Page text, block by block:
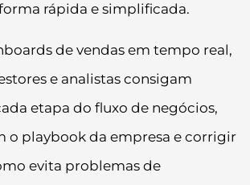
rápida e simplificada.
de vendas em tempo real,
e analistas consigam
etapa do fluxo de negócios,
o playbook da empresa e corrigir
evita problemas de